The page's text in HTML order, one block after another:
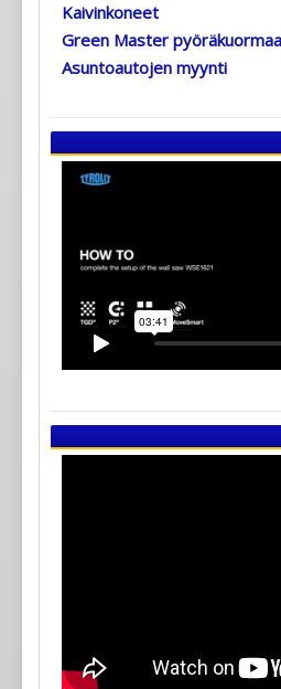
Kaivinkoneet
Green Master
Asuntoautojen myynti